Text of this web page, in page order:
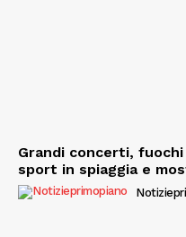
Grandi concerti,
sport in spiaggia e